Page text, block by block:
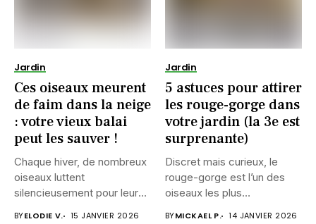
Jardin
Ces oiseaux meurent
de faim dans la neige
: votre vieux balai
peut les sauver !
Chaque hiver, de nombreux
oiseaux luttent
silencieusement pour leur
BYELODIE V. 15 JANVIER 2026
Jardin
5 astuces pour attirer
les rouge-gorge dans
votre jardin (la 3e est
surprenante)
Discret mais curieux, le
rouge-gorge est l’un des
oiseaux les plus
BYMICKAEL P. 14 JANVIER 2026